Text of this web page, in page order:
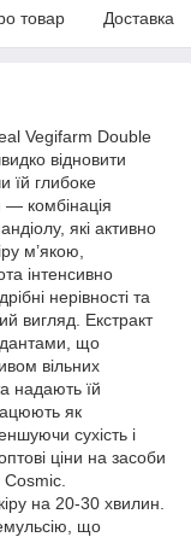
товар Доставка
Vegifarm Double
відновити
їй глибоке
комбінація
які активно
м’якою,
інтенсивно
нерівності та
вигляд. Екстракт
що
вільних
надають їй
як
сухість і
ціни на засоби
Cosmic.
на 20-30 хвилин.
що